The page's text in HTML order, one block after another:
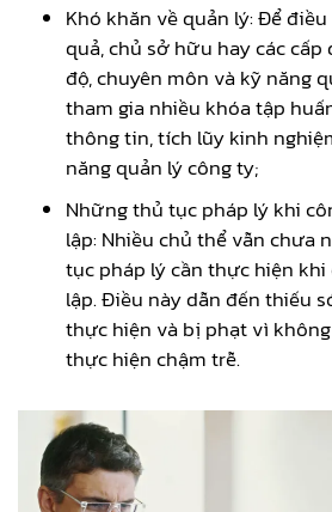
Khó khăn về quản lý: Để
quả, chủ sở hữu hay các
độ, chuyên môn và kỹ năng
tham gia nhiều khóa tập
thông tin, tích lũy kinh
năng quản lý công ty;
Những thủ tục pháp lý khi
lập: Nhiều chủ thể vẫn chưa
tục pháp lý cần thực hiện
lập. Điều này dẫn đến thiếu
thực hiện và bị phạt vì
thực hiện chậm trễ.